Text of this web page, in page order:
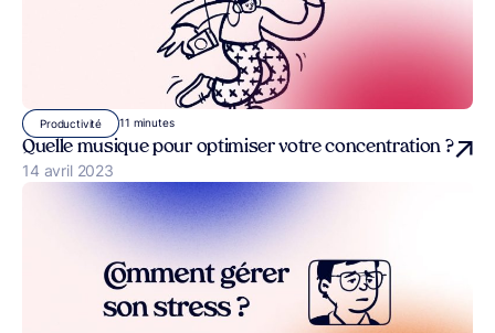
Productivité 11 minutes
Quelle musique pour optimiser votre concentration ?
Publié le
14 avril 2023